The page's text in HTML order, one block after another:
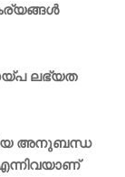
ലഭ്യത
അനുബന്ധ